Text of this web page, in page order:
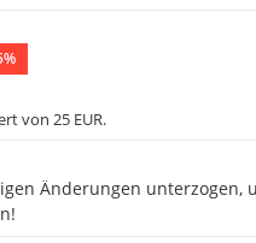
von 25 EUR.
Änderungen unterzogen,